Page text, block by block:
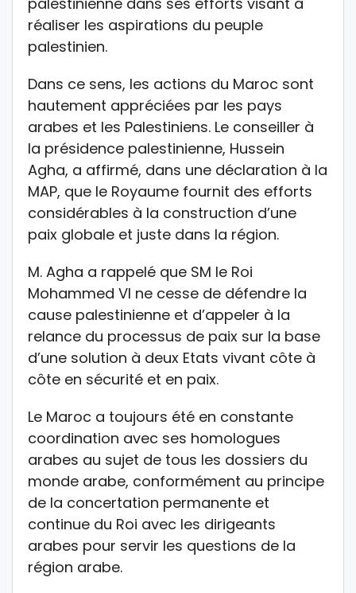
réaliser les aspirations du peuple
palestinien.
Dans ce sens, les actions du Maroc sont
hautement appréciées par les pays
arabes et les Palestiniens. Le conseiller à
la présidence palestinienne, Hussein
Agha, a affirmé, dans une déclaration à la
MAP, que le Royaume fournit des efforts
considérables à la construction d’une
paix globale et juste dans la région.
M. Agha a rappelé que SM le Roi
Mohammed VI ne cesse de défendre la
cause palestinienne et d’appeler à la
relance du processus de paix sur la base
d’une solution à deux Etats vivant côte à
côte en sécurité et en paix.
Le Maroc a toujours été en constante
coordination avec ses homologues
arabes au sujet de tous les dossiers du
monde arabe, conformément au principe
de la concertation permanente et
continue du Roi avec les dirigeants
arabes pour servir les questions de la
région arabe.